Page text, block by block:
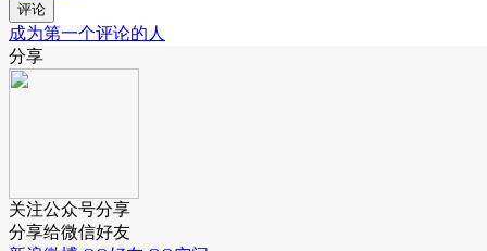
评论
成为第一个评论的人
分享
关注公众号分享
分享给微信好友